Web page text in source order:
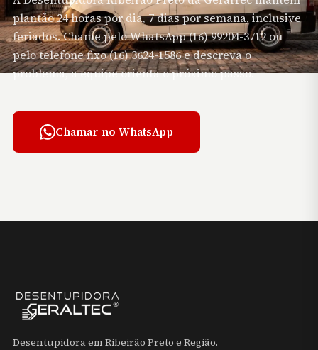
plantão 24 horas por dia, 7 dias por semana, inclusive
feriados. Chame pelo WhatsApp (16) 99204-3712 ou
pelo telefone fixo (16) 3624-1586 e descreva o
problema, a equipe orienta o próximo passo.
Chamar no WhatsApp
Desentupidora em Ribeirão Preto e Região.